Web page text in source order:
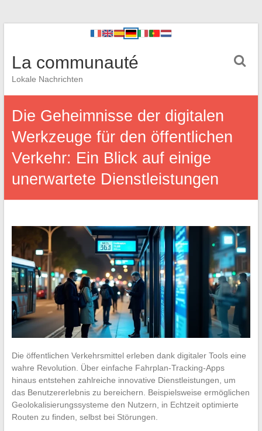
La communauté
Lokale Nachrichten
Die Geheimnisse der digitalen
Werkzeuge für den öffentlichen
Verkehr: Ein Blick auf einige
unerwartete Dienstleistungen
Die öffentlichen Verkehrsmittel erleben dank digitaler Tools eine
wahre Revolution. Über einfache Fahrplan-Tracking-Apps
hinaus entstehen zahlreiche innovative Dienstleistungen, um
das Benutzererlebnis zu bereichern. Beispielsweise ermöglichen
Geolokalisierungssysteme den Nutzern, in Echtzeit optimierte
Routen zu finden, selbst bei Störungen.